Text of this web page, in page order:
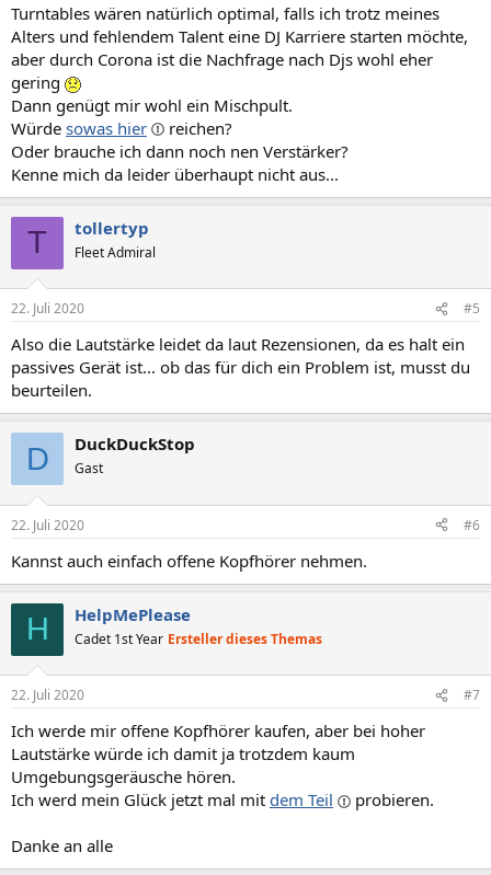
Turntables wären natürlich optimal, falls ich trotz meines
Alters und fehlendem Talent eine DJ Karriere starten möchte,
aber durch Corona ist die Nachfrage nach Djs wohl eher
gering
Dann genügt mir wohl ein Mischpult.
Würde sowas hier
reichen?
Oder brauche ich dann noch nen Verstärker?
Kenne mich da leider überhaupt nicht aus...
T tollertyp
Fleet Admiral
22. Juli 2020 #5
Also die Lautstärke leidet da laut Rezensionen, da es halt ein
passives Gerät ist... ob das für dich ein Problem ist, musst du
beurteilen.
D DuckDuckStop
Gast
22. Juli 2020 #6
Kannst auch einfach offene Kopfhörer nehmen.
H HelpMePlease
Cadet 1st Year Ersteller dieses Themas
22. Juli 2020 #7
Ich werde mir offene Kopfhörer kaufen, aber bei hoher
Lautstärke würde ich damit ja trotzdem kaum
Umgebungsgeräusche hören.
Ich werd mein Glück jetzt mal mit dem Teil probieren.
Danke an alle